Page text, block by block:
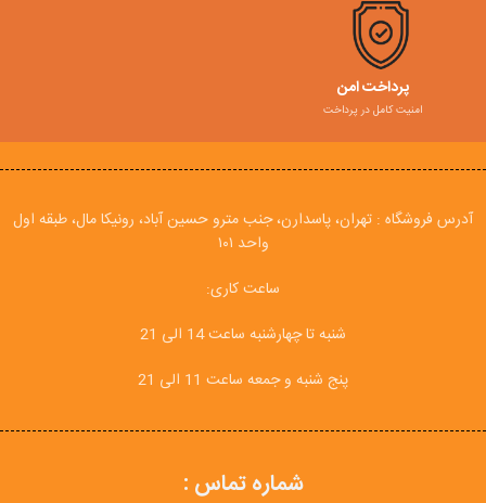
پرداخت امن
امنیت کامل در پرداخت
آدرس فروشگاه : تهران، پاسدارن، جنب مترو حسین آباد، رونیکا مال، طبقه اول
واحد ۱۰۱
ساعت کاری:
شنبه تا چهارشنبه ساعت 14 الی 21
پنج شنبه و جمعه ساعت 11 الی 21
شماره تماس :